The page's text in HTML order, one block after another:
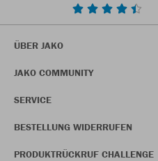
ÜBER JAKO
JAKO COMMUNITY
SERVICE
BESTELLUNG WIDERRUFEN
PRODUKTRÜCKRUF CHALLENGE